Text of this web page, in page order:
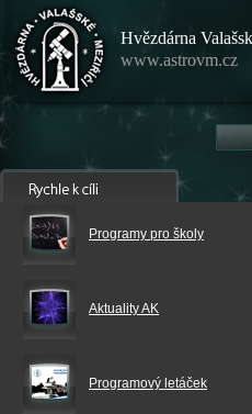
Hvězdárna
www.astrovm.cz
Programy pro školy
Aktuality AK
Programový letáček